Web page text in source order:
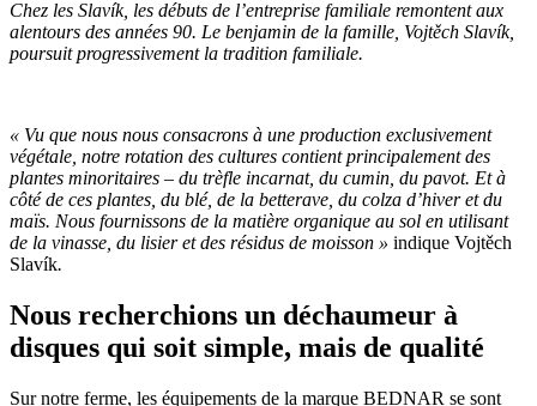
Chez les Slavík, les débuts de l’entreprise familiale remontent aux
alentours des années 90. Le benjamin de la famille, Vojtěch Slavík,
poursuit progressivement la tradition familiale.
« Vu que nous nous consacrons à une production exclusivement
végétale, notre rotation des cultures contient principalement des
plantes minoritaires – du trèfle incarnat, du cumin, du pavot. Et à
côté de ces plantes, du blé, de la betterave, du colza d’hiver et du
maïs. Nous fournissons de la matière organique au sol en utilisant
de la vinasse, du lisier et des résidus de moisson » indique Vojtěch
Slavík.
Nous recherchions un déchaumeur à
disques qui soit simple, mais de qualité
Sur notre ferme, les équipements de la marque BEDNAR se sont